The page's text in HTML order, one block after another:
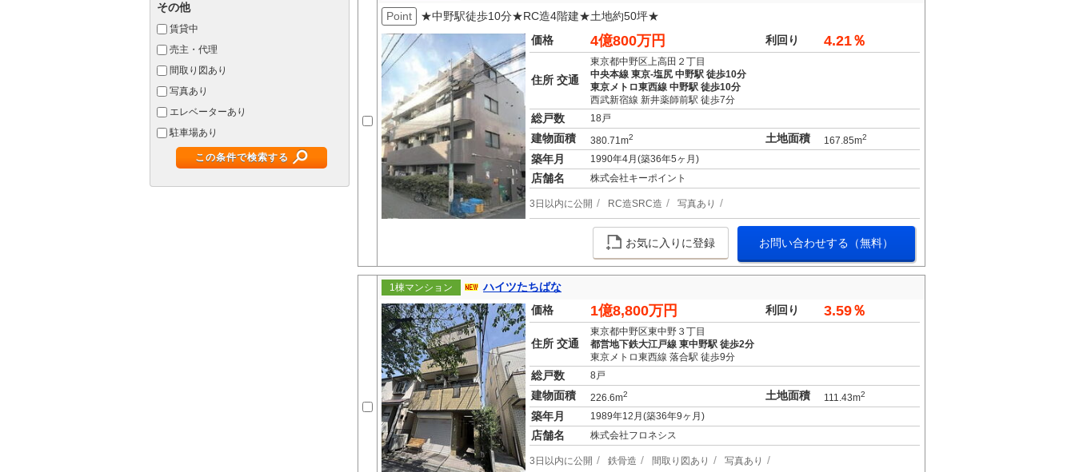
Point
★中野駅徒歩10分★RC造4階建★土地約50坪★
価格
4億800万円 利回り 4.21％
住所 交通
東京都中野区上高田２丁目
中央本線 東京-塩尻 中野駅 徒歩10分
東京メトロ東西線 中野駅 徒歩10分
西武新宿線 新井薬師前駅 徒歩7分
総戸数 18戸
建物面積 380.71m2 土地面積 167.85m2
築年月 1990年4月(築36年5ヶ月)
店舗名 株式会社キーポイント
3日以内に公開 RC造SRC造 写真あり
お気に入りに登録 お問い合わせする（無料）
1棟マンション
ハイツたちばな
価格
1億8,800万円 利回り 3.59％
住所 交通
東京都中野区東中野３丁目
都営地下鉄大江戸線 東中野駅 徒歩2分
東京メトロ東西線 落合駅 徒歩9分
総戸数 8戸
建物面積 226.6m2 土地面積 111.43m2
築年月 1989年12月(築36年9ヶ月)
店舗名 株式会社フロネシス
3日以内に公開 鉄骨造 間取り図あり 写真あり
その他
賃貸中
売主・代理
間取り図あり
写真あり
エレベーターあり
駐車場あり
この条件で検索する